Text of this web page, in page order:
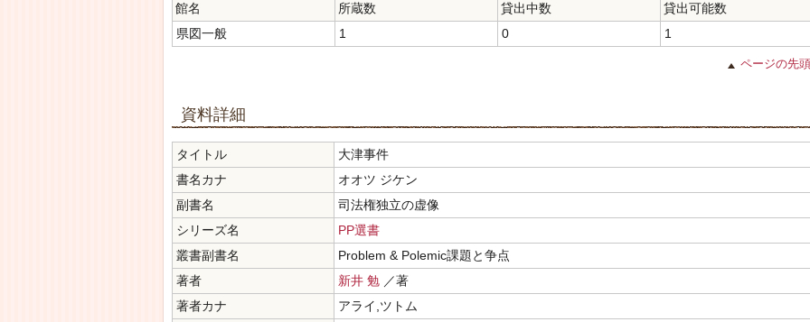
館名 所蔵数 貸出中数
貸出可能数
県図一般
1 0 1
ページの先
資料詳細
タイトル
大津事件
書名カナ
オオツ ジケン
副書名
司法権独立の虚像
シリーズ名
PP選書
叢書副書名
Problem & Polemic課題と争点
著者
新井 勉 ／著
著者カナ
アライ,ツトム